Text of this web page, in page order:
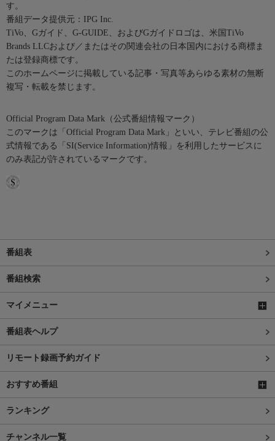
す。
番組データ提供元：IPG Inc.
TiVo、Gガイド、G-GUIDE、およびGガイドロゴは、米国TiVo
Brands LLCおよび／またはその関連会社の日本国内における商標ま
たは登録商標です。
このホームページに掲載している記事・写真等あらゆる素材の無断
複写・転載を禁じます。
Official Program Data Mark（公式番組情報マーク）
このマークは「Official Program Data Mark」といい、テレビ番組の公
式情報である「SI(Service Information)情報」を利用したサービスに
のみ表記が許されているマークです。
番組表
番組検索
マイメニュー
番組表ヘルプ
リモート録画予約ガイド
おすすめ番組
ランキング
チャンネル一覧